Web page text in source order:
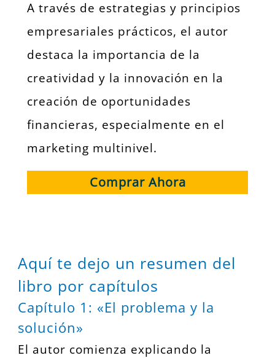
A través de estrategias y principios
empresariales prácticos, el autor
destaca la importancia de la
creatividad y la innovación en la
creación de oportunidades
financieras, especialmente en el
marketing multinivel.
Comprar Ahora
Aquí te dejo un resumen del
libro por capítulos
Capítulo 1: «El problema y la
solución»
El autor comienza explicando la